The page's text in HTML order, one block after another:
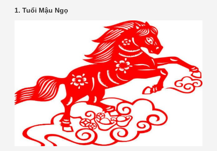
1. Tuổi Mậu Ngọ